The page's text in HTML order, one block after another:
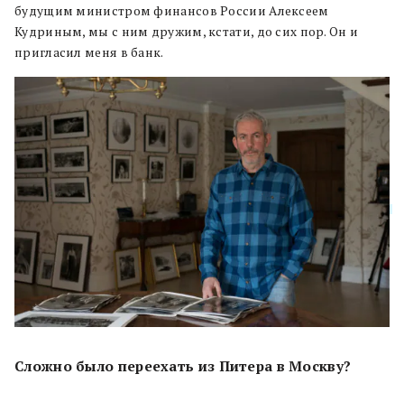
будущим министром финансов России Алексеем
Кудриным, мы с ним дружим, кстати, до сих пор. Он и
пригласил меня в банк.
Сложно было переехать из Питера в Москву?